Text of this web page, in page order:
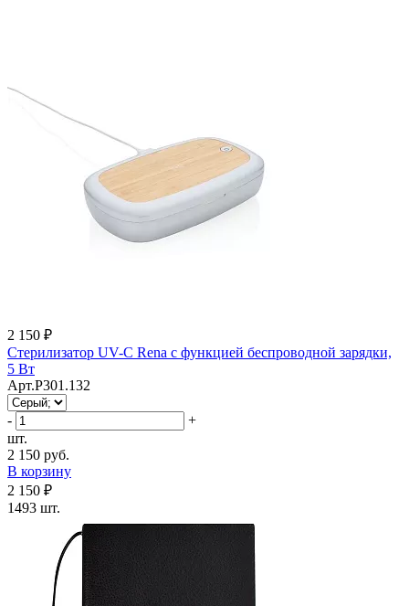
2 150 ₽
Стерилизатор UV-C Rena с функцией беспроводной зарядки,
5 Вт
Арт.P301.132
-
+
шт.
2 150 руб.
В корзину
2 150 ₽
1493 шт.